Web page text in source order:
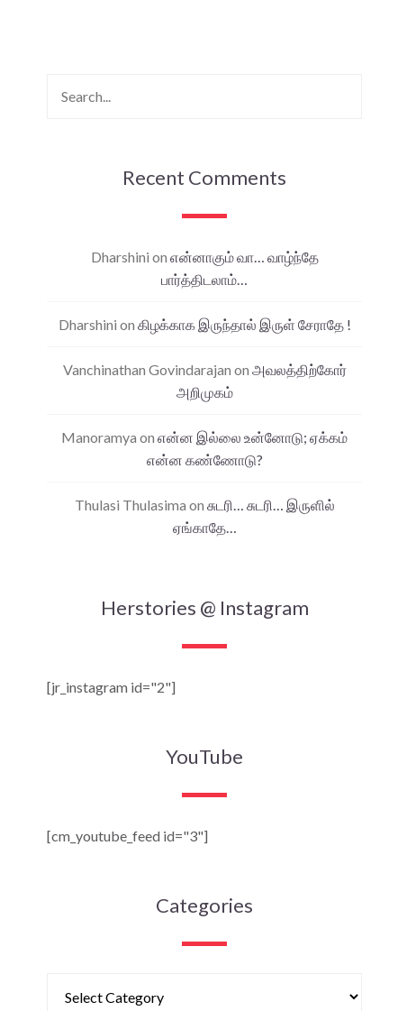
Recent Comments
Dharshini on என்னாகும் வா… வாழ்ந்தே
பார்த்திடலாம்…
Dharshini on கிழக்காக இருந்தால் இருள் சேராதே !
Vanchinathan Govindarajan on அவலத்திற்கோர்
அறிமுகம்
Manoramya on என்ன இல்லை உன்னோடு; ஏக்கம்
என்ன கண்ணோடு?
Thulasi Thulasima on சுடரி… சுடரி… இருளில்
ஏங்காதே…
Herstories @ Instagram
[jr_instagram id="2"]
YouTube
[cm_youtube_feed id="3"]
Categories